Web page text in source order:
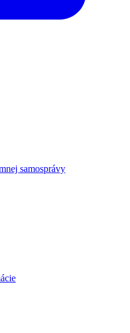
samosprávy